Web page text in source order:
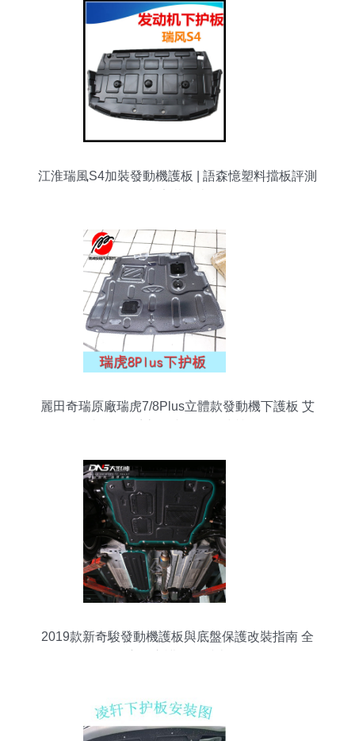
江淮瑞風S4加裝發動機護板 | 語森憶塑料擋板評測
麗田奇瑞原廠瑞虎7/8Plus立體款發動機下護板 艾
2019款新奇駿發動機護板與底盤保護改裝指南 全